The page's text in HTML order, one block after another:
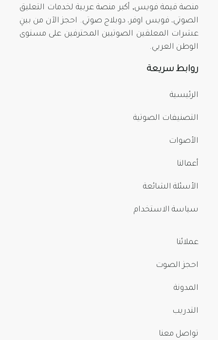
منصة قيمة فويس, أكبر منصة عربية لخدمات التعليق
الصوتي، فويس اوفر، دوبلاج صوتي. احجز الآن من بينِ
عشرات المعلقين الصوتيين المحترفين على مستوى
الوطن العربي.
روابط سريعة
الرئيسية
التصنيفات الصوتية
الأصوات
أعمالنا
الأسئلة الشائعة
سياسة الاستخدام
عملائنا
احجز الصوت
المدونة
التدريب
تواصل معنا